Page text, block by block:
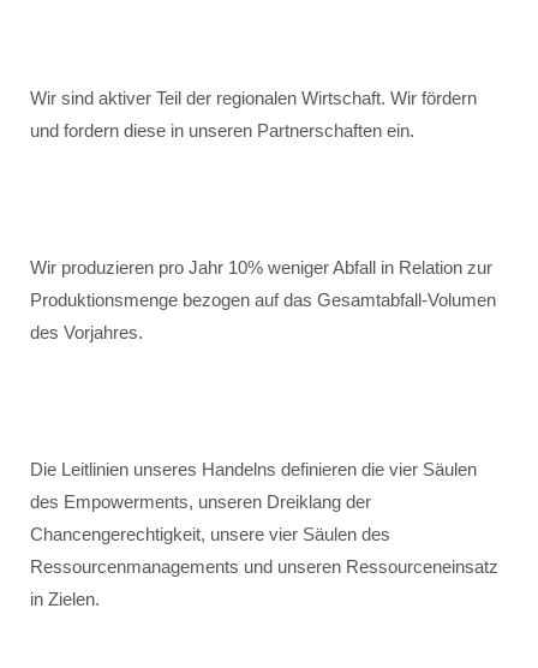
Wir sind aktiver Teil der regionalen Wirtschaft. Wir fördern
und fordern diese in unseren Partnerschaften ein.
Wir produzieren pro Jahr 10% weniger Abfall in Relation zur
Produktionsmenge bezogen auf das Gesamtabfall-Volumen
des Vorjahres.
Die Leitlinien unseres Handelns definieren die vier Säulen
des Empowerments, unseren Dreiklang der
Chancengerechtigkeit, unsere vier Säulen des
Ressourcenmanagements und unseren Ressourceneinsatz
in Zielen.